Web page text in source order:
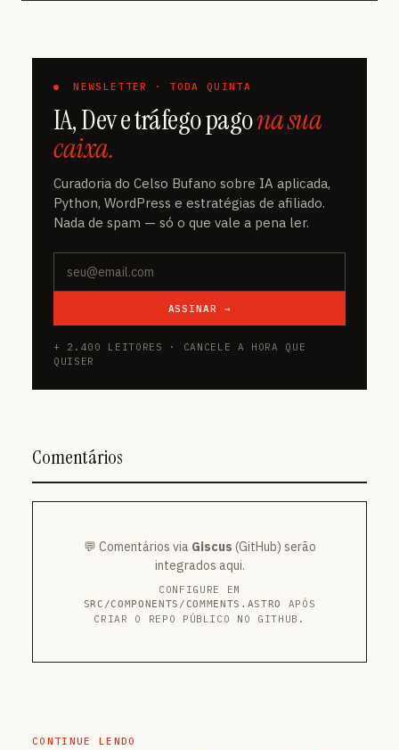
NEWSLETTER · TODA QUINTA
IA, Dev e tráfego pagona sua
caixa.
Curadoria do Celso Bufano sobre IA aplicada,
Python, WordPress e estratégias de afiliado.
Nada de spam — só o que vale a pena ler.
ASSINAR →
+ 2.400 LEITORES · CANCELE A HORA QUE
QUISER
Comentários
💬 Comentários via Giscus (GitHub) serão
integrados aqui.
CONFIGURE EM
SRC/COMPONENTS/COMMENTS.ASTRO
APÓS
CRIAR O REPO PÚBLICO NO GITHUB.
CONTINUE LENDO